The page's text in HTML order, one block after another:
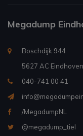
Megadump
Boschdijk 944
5627 AC Eindhoven
040-741 00 41
/MegadumpNL
@megadump_tiel